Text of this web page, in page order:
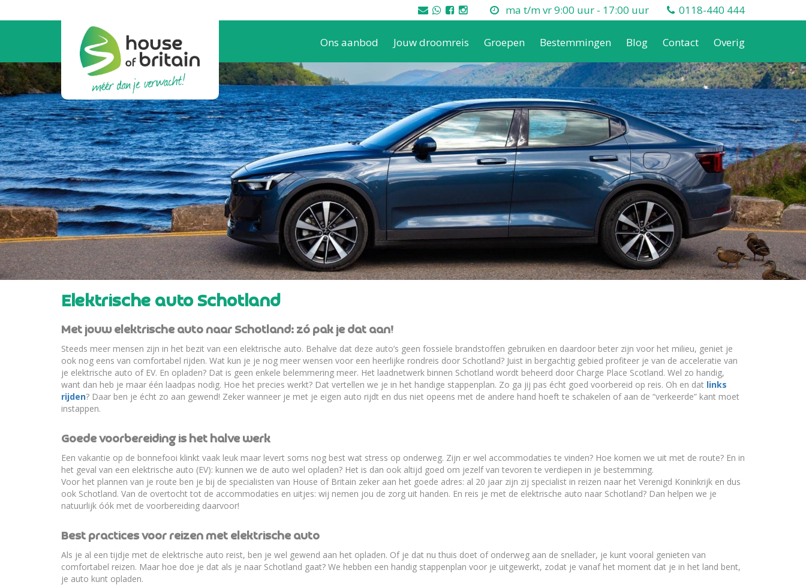
ma t/m vr 9:00 uur - 17:00 uur 0118-440 444
Ons aanbod Jouw droomreis Groepen Bestemmingen Blog Contact Overig
Elektrische auto Schotland
Met jouw elektrische auto naar Schotland: zó pak je dat aan!
Steeds meer mensen zijn in het bezit van een elektrische auto. Behalve dat deze auto’s geen fossiele brandstoffen gebruiken en daardoor beter zijn voor het milieu, geniet je
ook nog eens van comfortabel rijden. Wat kun je je nog meer wensen voor een heerlijke rondreis door Schotland? Juist in bergachtig gebied profiteer je van de acceleratie van
je elektrische auto of EV. En opladen? Dat is geen enkele belemmering meer. Het laadnetwerk binnen Schotland wordt beheerd door Charge Place Scotland. Wel zo handig,
want dan heb je maar één laadpas nodig. Hoe het precies werkt? Dat vertellen we je in het handige stappenplan. Zo ga jij pas écht goed voorbereid op reis. Oh en dat links
rijden? Daar ben je écht zo aan gewend! Zeker wanneer je met je eigen auto rijdt en dus niet opeens met de andere hand hoeft te schakelen of aan de “verkeerde” kant moet
instappen.
Goede voorbereiding is het halve werk
Een vakantie op de bonnefooi klinkt vaak leuk maar levert soms nog best wat stress op onderweg. Zijn er wel accommodaties te vinden? Hoe komen we uit met de route? En in
het geval van een elektrische auto (EV): kunnen we de auto wel opladen? Het is dan ook altijd goed om jezelf van tevoren te verdiepen in je bestemming.
Voor het plannen van je route ben je bij de specialisten van House of Britain zeker aan het goede adres: al 20 jaar zijn zij specialist in reizen naar het Verenigd Koninkrijk en dus
ook Schotland. Van de overtocht tot de accommodaties en uitjes: wij nemen jou de zorg uit handen. En reis je met de elektrische auto naar Schotland? Dan helpen we je
natuurlijk óók met de voorbereiding daarvoor!
Best practices voor reizen met elektrische auto
Als je al een tijdje met de elektrische auto reist, ben je wel gewend aan het opladen. Of je dat nu thuis doet of onderweg aan de snellader, je kunt vooral genieten van
comfortabel reizen. Maar hoe doe je dat als je naar Schotland gaat? We hebben een handig stappenplan voor je uitgewerkt, zodat je vanaf het moment dat je in het land bent,
je auto kunt opladen.